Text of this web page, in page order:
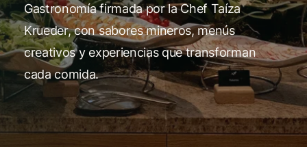
Gastronomía firmada por la Chef Taíza
Krueder, con sabores mineros, menús
creativos y experiencias que transforman
cada comida.